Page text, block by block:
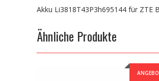
Akku Li3818T43P3h695144 für ZTE
Ähnliche Produkte